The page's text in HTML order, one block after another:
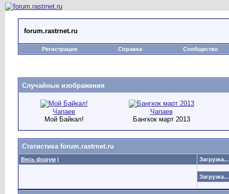
forum.rastrnet.ru
Регистрация Справка Сообщество
Случайные изображения
Чапаев
Мой Байкал!
Чапаев
Бангкок март 2013
Статистика forum.rastrnet.ru
Весь форум | Загрузка...
Загрузка...